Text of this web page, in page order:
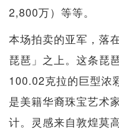
2,800万）等等。
本场拍卖的亚军，落
琵琶」之上。这条琵
100.02克拉的巨型浓
是美籍华裔珠宝艺术
计。灵感来自敦煌莫